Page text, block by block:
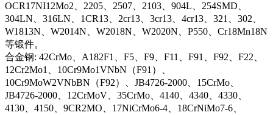
OCR17NI12Mo2、2205、2507、2103、904L、254SMD、
304LN、316LN、1CR13、2cr13、3cr13、4cr13、321、302、
W1813N、W2014N、W2018N、W2020N、P550、Cr18Mn18N
等锻件。
合金钢: 42CrMo、A182F1、F5、F9、F11、F91、F92、F22、
12Cr2Mo1、10Cr9Mo1VNbN（F91）、
10Cr9MoW2VNbBN（F92）、JB4726-2000、15CrMo、
JB4726-2000、12CrMoV、35CrMo、4140、4340、4330、
4130、4150、9CR2MO、17NiCrMo6-4、18CrNiMo7-6、